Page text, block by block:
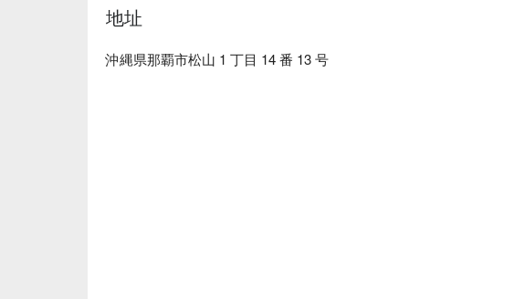
地址
沖縄県那覇市松山 1 丁目 14 番 13 号